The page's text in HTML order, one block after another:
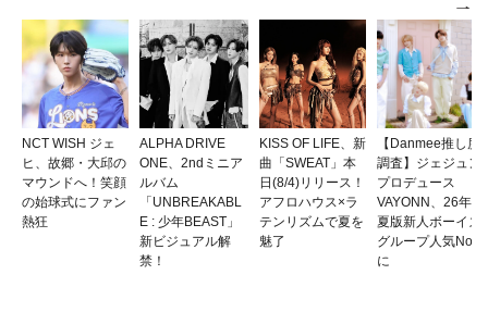
NCT WISH ジェ
ヒ、故郷・大邱の
マウンドへ！笑顔
の始球式にファン
熱狂
ALPHA DRIVE
ONE、2ndミニア
ルバム
「UNBREAKABL
E : 少年BEAST」
新ビジュアル解
禁！
KISS OF LIFE、新
曲「SWEAT」本
日(8/4)リリース！
アフロハウス×ラ
テンリズムで夏を
魅了
【Danmee推し度
調査】ジェジュン
プロデュース
VAYONN、26年
夏版新人ボーイズ
グループ人気No.1
に